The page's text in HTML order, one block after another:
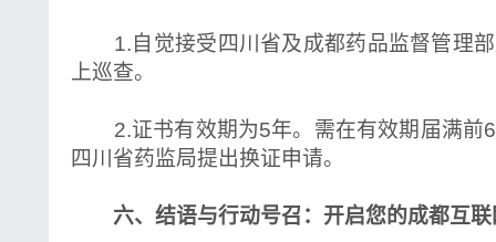
1.自觉接受四川省及成都药品监督管理部
上巡查。
2.证书有效期为5年。需在有效期届满前6
四川省药监局提出换证申请。
六、结语与行动号召：开启您的成都互联